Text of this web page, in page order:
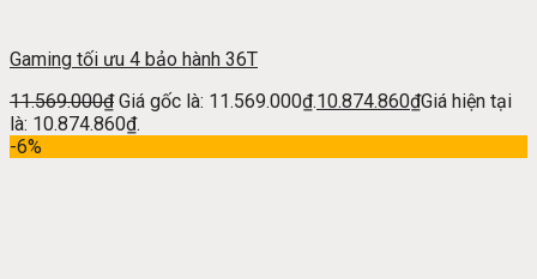
Gaming tối ưu 4 bảo hành 36T
11.569.000₫ Giá gốc là: 11.569.000₫.10.874.860₫Giá hiện tại
là: 10.874.860₫.
-6%